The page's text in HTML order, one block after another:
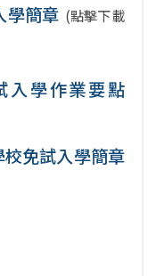
學簡章 (點擊下載
入學作業要點
免試入學簡章